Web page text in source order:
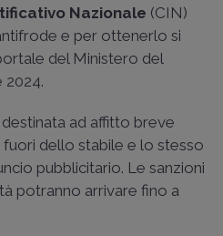
Nazionale (CIN)
e per ottenerlo si
del Ministero del
2024.
destinata ad affitto breve
dello stabile e lo stesso
pubblicitario. Le sanzioni
potranno arrivare fino a